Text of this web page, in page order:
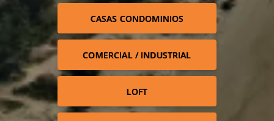
CASAS CONDOMINIOS
COMERCIAL / INDUSTRIAL
LOFT